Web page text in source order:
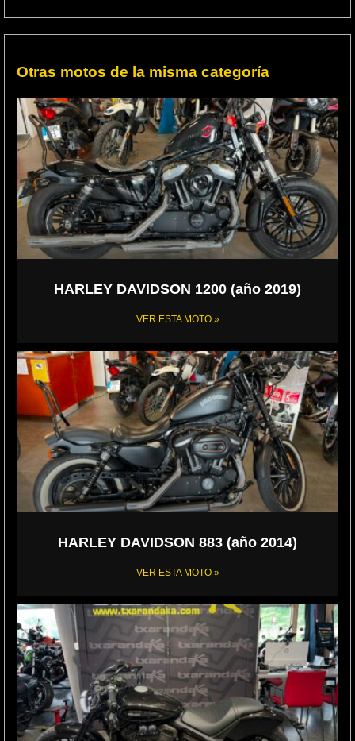
Otras motos de la misma categoría
HARLEY DAVIDSON 1200 (año 2019)
VER ESTA MOTO »
HARLEY DAVIDSON 883 (año 2014)
VER ESTA MOTO »